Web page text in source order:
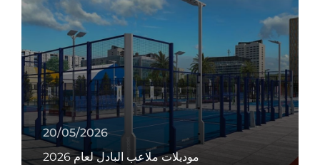
20/05/2026
موديلات ملاعب البادل لعام 2026